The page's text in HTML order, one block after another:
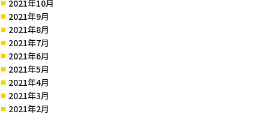
2021年10月
2021年9月
2021年8月
2021年7月
2021年6月
2021年5月
2021年4月
2021年3月
2021年2月